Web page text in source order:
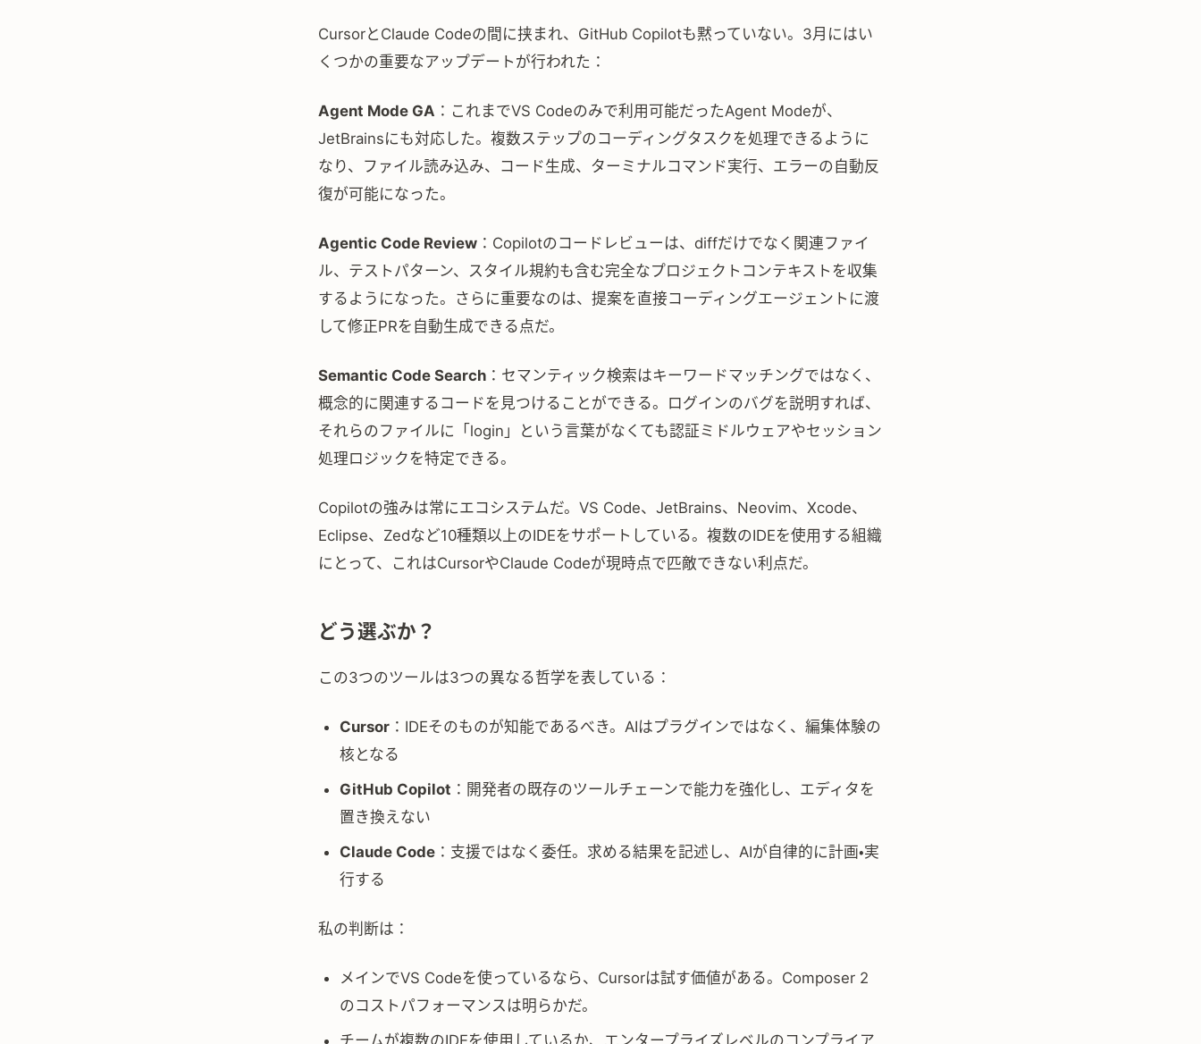
CursorとClaude Codeの間に挟まれ、GitHub Copilotも黙っていない。3月にはい
くつかの重要なアップデートが行われた：
Agent Mode GA ：これまでVS Codeのみで利用可能だったAgent Modeが、
JetBrainsにも対応した。複数ステップのコーディングタスクを処理できるように
なり、ファイル読み込み、コード生成、ターミナルコマンド実行、エラーの自動反
復が可能になった。
Agentic Code Review ：Copilotのコードレビューは、diffだけでなく関連ファイ
ル、テストパターン、スタイル規約も含む完全なプロジェクトコンテキストを収集
するようになった。さらに重要なのは、提案を直接コーディングエージェントに渡
して修正PRを自動生成できる点だ。
Semantic Code Search ：セマンティック検索はキーワードマッチングではなく、
概念的に関連するコードを見つけることができる。ログインのバグを説明すれば、
それらのファイルに「login」という言葉がなくても認証ミドルウェアやセッション
処理ロジックを特定できる。
Copilotの強みは常にエコシステムだ。VS Code、JetBrains、Neovim、Xcode、
Eclipse、Zedなど10種類以上のIDEをサポートしている。複数のIDEを使用する組織
にとって、これはCursorやClaude Codeが現時点で匹敵できない利点だ。
どう選ぶか？
この3つのツールは3つの異なる哲学を表している：
Cursor ：IDEそのものが知能であるべき。AIはプラグインではなく、編集体験の
核となる
GitHub Copilot ：開発者の既存のツールチェーンで能力を強化し、エディタを
置き換えない
Claude Code ：支援ではなく委任。求める結果を記述し、AIが自律的に計画・実
行する
私の判断は：
メインでVS Codeを使っているなら、Cursorは試す価値がある。Composer 2
のコストパフォーマンスは明らかだ。
チームが複数のIDEを使用しているか、エンタープライズレベルのコンプライア